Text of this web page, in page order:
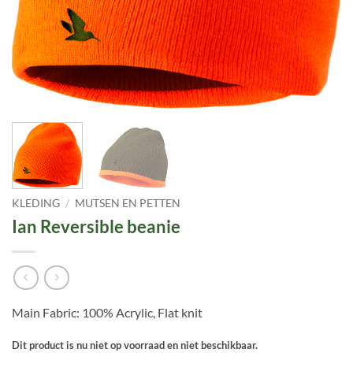
KLEDING / MUTSEN EN PETTEN
Ian Reversible beanie
Main Fabric: 100% Acrylic, Flat knit
Dit product is nu niet op voorraad en niet beschikbaar.